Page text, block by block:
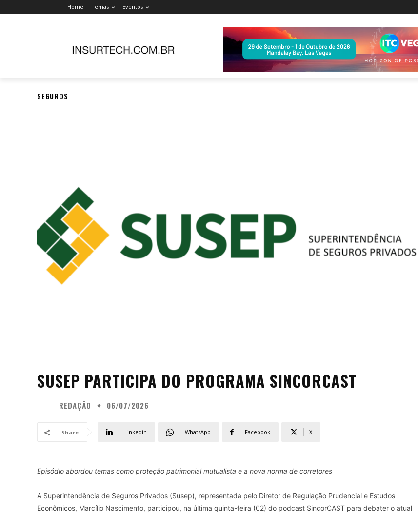
Home Temas Eventos
SEGUROS
SUSEP PARTICIPA DO PROGRAMA SINCORCAST
REDAÇÃO 06/07/2026
Share Linkedin WhatsApp Facebook X
Episódio abordou temas como proteção patrimonial mutualista e a nova norma de corretores
A Superintendência de Seguros Privados (Susep), representada pelo Diretor de Regulação Prudencial e Estudos
Econômicos, Marcílio Nascimento, participou, na última quinta-feira (02) do podcast SincorCAST para debater o atual